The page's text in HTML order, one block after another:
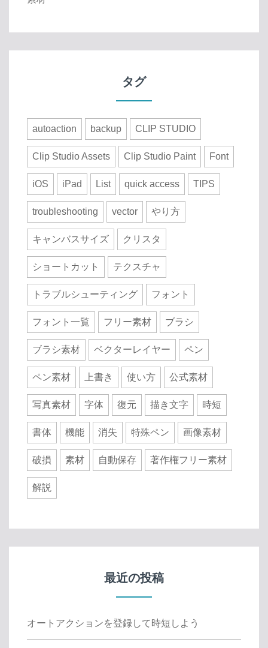
タグ
autoaction backup CLIP STUDIO
Clip Studio Assets Clip Studio Paint Font
iOS iPad List quick access TIPS
troubleshooting vector やり方
キャンバスサイズ クリスタ
ショートカット テクスチャ
トラブルシューティング フォント
フォント一覧 フリー素材 ブラシ
ブラシ素材 ベクターレイヤー ペン
ペン素材 上書き 使い方 公式素材
写真素材 字体 復元 描き文字 時短
書体 機能 消失 特殊ペン 画像素材
破損 素材 自動保存 著作権フリー素材
解説
最近の投稿
オートアクションを登録して時短しよう